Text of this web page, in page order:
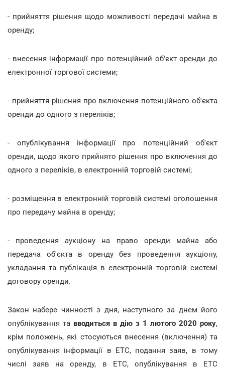
- прийняття рішення щодо можливості передачі майна в
оренду;
- внесення інформації про потенційний об'єкт оренди до
електронної торгової системи;
- прийняття рішення про включення потенційного об'єкта
оренди до одного з переліків;
- опублікування інформації про потенційний об'єкт
оренди, щодо якого прийнято рішення про включення до
одного з переліків, в електронній торговій системі;
- розміщення в електронній торговій системі оголошення
про передачу майна в оренду;
- проведення аукціону на право оренди майна або
передача об'єкта в оренду без проведення аукціону,
укладання та публікація в електронній торговій системі
договору оренди.
Закон набере чинності з дня, наступного за днем його
опублікування та вводиться в дію з 1 лютого 2020 року,
крім положень, які стосуються внесення (включення) та
опублікування інформації в ЕТС, подання заяв, в тому
числі заяв на оренду, в ЕТС, опублікування в ЕТС